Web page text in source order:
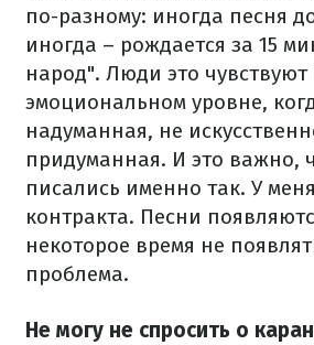
по-разному: иногда песня
иногда – рождается за 15
народ". Люди это чувствуют
эмоциональном уровне,
надуманная, не
придуманная. И это важно,
писались именно так. У
контракта. Песни
некоторое время не
проблема.
Не могу не спросить о